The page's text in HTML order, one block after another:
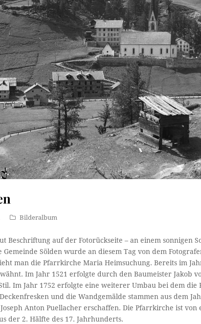
Bilderalbum
Beschriftung auf der Fotorückseite – an einem sonnigen
Gemeinde Sölden wurde an diesem Tag von dem
man die Pfarrkirche Maria Heimsuchung. Bereits im
Im Jahr 1521 erfolgte durch den Baumeister Jakob
Im Jahr 1752 erfolgte eine weiterer Umbau bei dem
und die Wandgemälde stammen aus dem
Anton Puellacher erschaffen. Die Pfarrkirche ist von
der 2. Hälfte des 17. Jahrhunderts.